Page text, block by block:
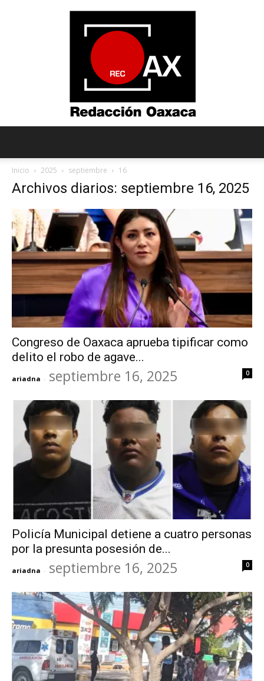
Inicio 2025 septiembre 16
Archivos diarios: septiembre 16, 2025
Congreso de Oaxaca aprueba tipificar como
delito el robo de agave...
ariadna - septiembre 16, 2025 0
Policía Municipal detiene a cuatro personas
por la presunta posesión de...
ariadna - septiembre 16, 2025 0